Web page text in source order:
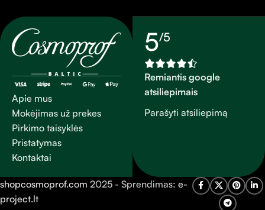
Apie mus
Mokėjimas už prekes
Pirkimo taisyklės
Pristatymas
Kontaktai
5/5
Remiantis google
atsiliepimais
Parašyti atsiliepimą
shopcosmoprof.com 2025 - Sprendimas: e-
project.lt